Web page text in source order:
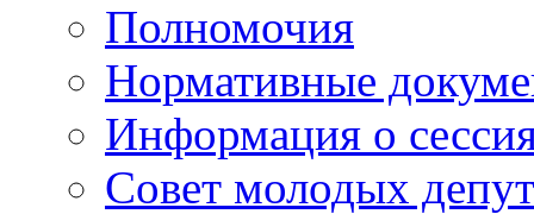
Полномочия
Нормативные
Информация о
Совет молодых